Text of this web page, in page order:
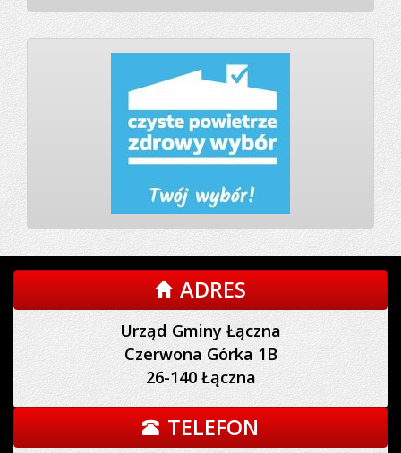
ADRES
Urząd Gminy Łączna
Czerwona Górka 1B
26-140 Łączna
TELEFON